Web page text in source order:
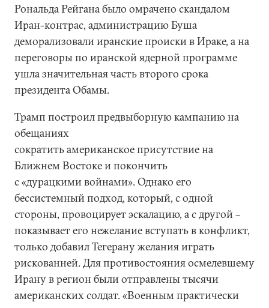
Рональда Рейгана было омрачено скандалом
Иран-контрас, администрацию Буша
деморализовали иранские происки в Ираке, а на
переговоры по иранской ядерной программе
ушла значительная часть второго срока
президента Обамы.
Трамп построил предвыборную кампанию на
обещаниях
сократить американское присутствие на
Ближнем Востоке и покончить
с «дурацкими войнами». Однако его
бессистемный подход, который, с одной
стороны, провоцирует эскалацию, а с другой –
показывает его нежелание вступать в конфликт,
только добавил Тегерану желания играть
рискованней. Для противостояния осмелевшему
Ирану в регион были отправлены тысячи
американских солдат. «Военным практически